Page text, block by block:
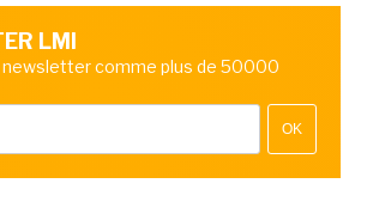
LMI
newsletter comme plus de 50000
OK